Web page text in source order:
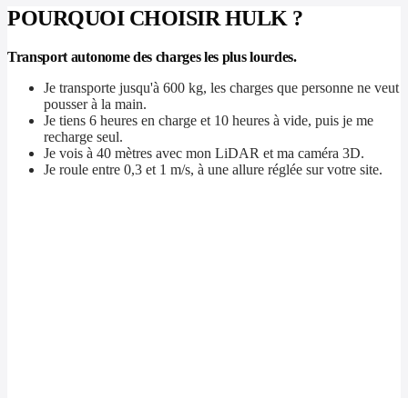
POURQUOI CHOISIR HULK ?
Transport autonome des charges les plus lourdes.
Je transporte jusqu'à 600 kg, les charges que personne ne veut
pousser à la main.
Je tiens 6 heures en charge et 10 heures à vide, puis je me
recharge seul.
Je vois à 40 mètres avec mon LiDAR et ma caméra 3D.
Je roule entre 0,3 et 1 m/s, à une allure réglée sur votre site.